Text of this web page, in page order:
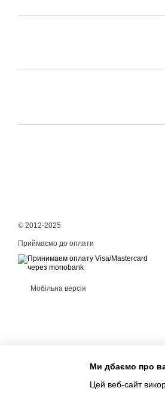
© 2012-2025
Приймаємо до оплати
Мобільна версія
Ми дбаємо про
Цей веб-сайт